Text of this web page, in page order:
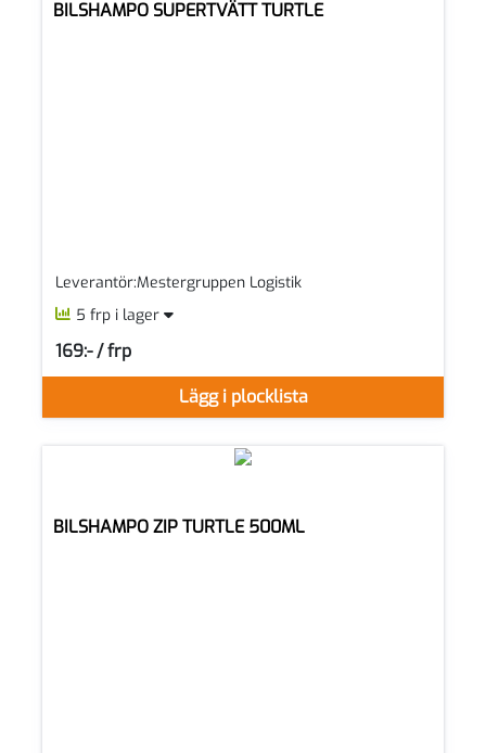
BILSHAMPO SUPERTVÄTT TURTLE
Leverantör:Mestergruppen Logistik
5 frp i lager
Lägg i plocklista
169:- / frp
SEK per FRP
BILSHAMPO ZIP TURTLE 500ML